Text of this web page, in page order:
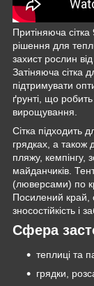
Притіняюча
рішення для
захист рослин
Затіняюча сітка
підтримувати
ґрунті, що
вирощування.
Сітка підходить
грядках, а також
пляжу, кемпінгу,
майданчиків.
(люверсами) по
Посилений
зносостійкість і
Сфера
теплиці та
грядки,